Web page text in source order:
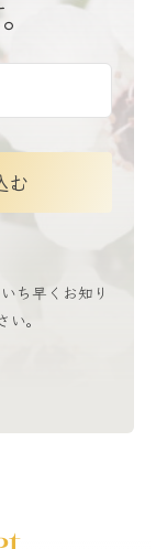
む
ち早くお知り
。